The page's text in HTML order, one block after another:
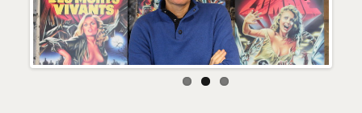
Previous Next